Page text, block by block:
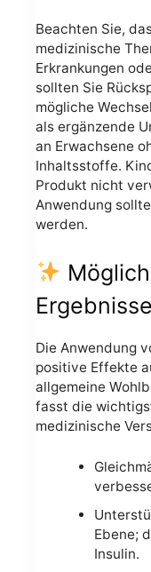
Beachten Sie,
medizinische
Erkrankungen
sollten Sie
mögliche
als ergänzende
an Erwachsene
Inhaltsstoffe.
Produkt nicht
Anwendung
werden.
Ergebnisse
Die Anwendung
positive Effekte
allgemeine
fasst die
medizinische
Ebene;
Insulin.